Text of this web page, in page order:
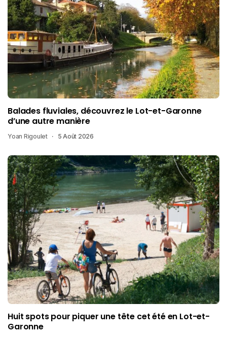
Balades fluviales, découvrez le Lot-et-Garonne
d’une autre manière
Yoan Rigoulet 5 Août 2026
Huit spots pour piquer une tête cet été en Lot-et-
Garonne